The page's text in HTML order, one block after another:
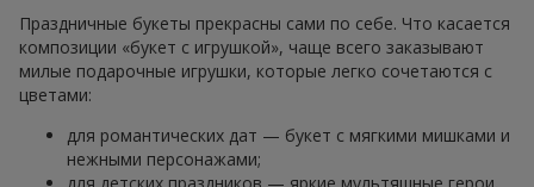
Праздничные букеты прекрасны сами по себе. Что касается
композиции «букет с игрушкой», чаще всего заказывают
милые подарочные игрушки, которые легко сочетаются с
цветами:
для романтических дат — букет с мягкими мишками и
нежными персонажами;